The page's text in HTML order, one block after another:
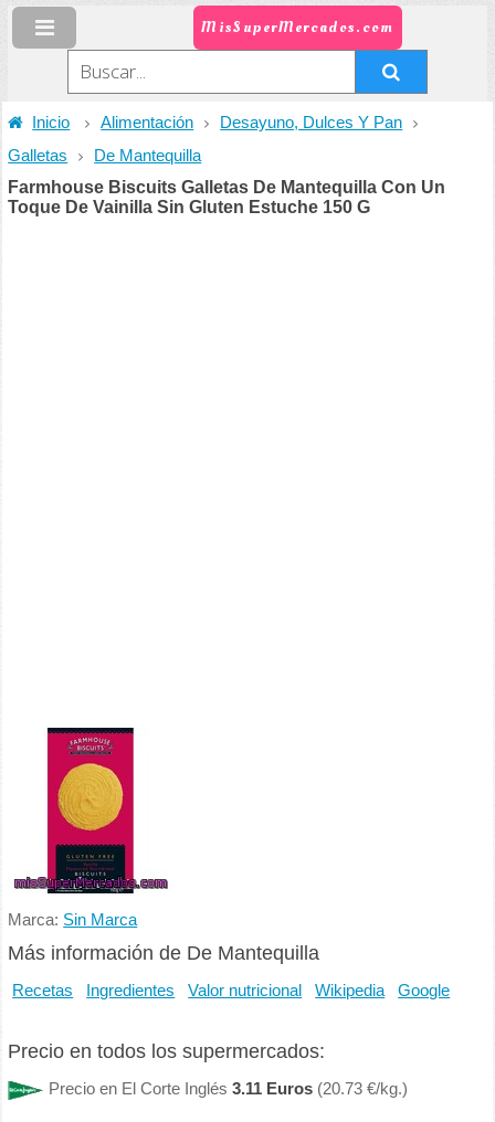
MisSuperMercados.com
Inicio Alimentación
Desayuno, Dulces Y Pan
Galletas
De Mantequilla
Farmhouse Biscuits Galletas De Mantequilla Con Un
Toque De Vainilla Sin Gluten Estuche 150 G
Marca: Sin Marca
Más información de De Mantequilla
Recetas Ingredientes Valor nutricional Wikipedia Google
Precio en todos los supermercados:
Precio en El Corte Inglés3.11 Euros (20.73 €/kg.)